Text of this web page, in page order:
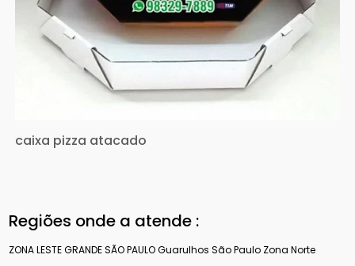
caixa pizza atacado
Regiões onde a atende :
ZONA LESTEGRANDE SÃO PAULOGuarulhos São Paulo Zona Norte